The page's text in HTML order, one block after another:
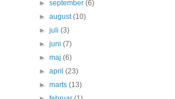
►september(6)
►august(10)
►juli(3)
►juni(7)
►maj(6)
►april(23)
►marts(13)